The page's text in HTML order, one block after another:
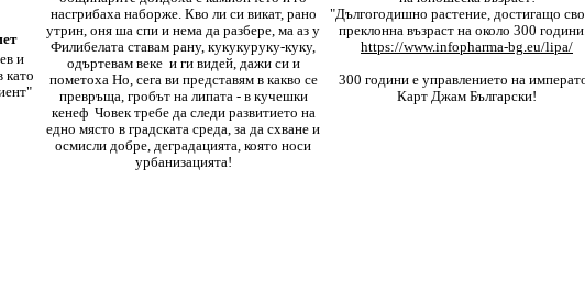
и
като
насгрибаха наборже. Кво ли си викат, рано
утрин, оня ша спи и нема да разбере, ма аз у
Филибелата ставам рану, кукукуруку-куку,
одъртевам веке и ги видей, дажи си и
пометохаНо, сега ви представям в какво се
превръща, гробът на липата - в кучешки
кенеф Човек требе да следи развитието на
едно място в градската среда, за да схване и
осмисли добре, деградацията, която носи
урбанизацията!
"Дългогодишно растение, достигащо
преклонна възраст на около 300
https://www.infopharma-bg.eu/lipa/
300 години е управлението на
Карт Джам Български!